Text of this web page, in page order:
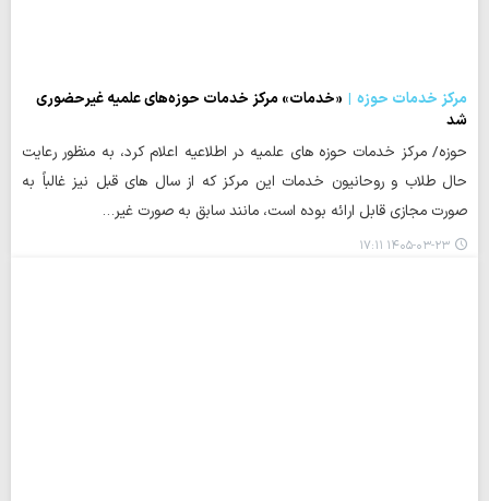
مرکز خدمات حوزه
«خدمات» مرکز خدمات حوزه‌های علمیه غیرحضوری
شد
حوزه/ مرکز خدمات حوزه های علمیه در اطلاعیه اعلام کرد، به منظور رعایت
حال طلاب و روحانیون خدمات این مرکز که از سال های قبل نیز غالباً به
صورت مجازی قابل ارائه بوده است، مانند سابق به صورت غیر…
۱۴۰۵-۰۳-۲۳ ۱۷:۱۱